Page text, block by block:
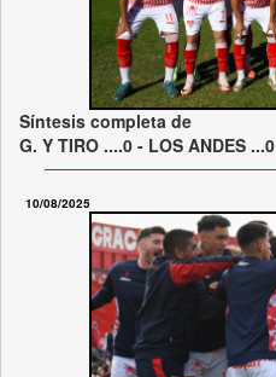
Síntesis completa de
G. Y TIRO ....0 - LOS ANDES ...0
10/08/2025